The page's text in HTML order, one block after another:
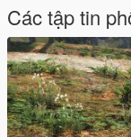
Các tập tin